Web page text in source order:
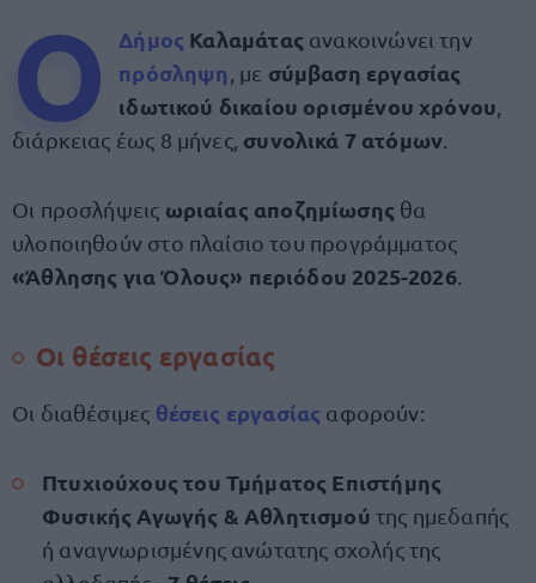
Ο Δήμος Καλαμάτας ανακοινώνει την
πρόσληψη , με σύμβαση εργασίας
ιδωτικού δικαίου ορισμένου χρόνου
διάρκειας έως 8 μήνες, συνολικά 7 ατόμων
Οι προσλήψεις ωριαίας αποζημίωσης θα
υλοποιηθούν στο πλαίσιο του προγράμματος
«Άθλησης για Όλους» περιόδου 2025-2026.
Οι θέσεις εργασίας
Οι διαθέσιμες θέσεις εργασίας αφορούν:
Πτυχιούχους του Τμήματος Επιστήμης
Φυσικής Αγωγής & Αθλητισμού της ημεδαπής
ή αναγνωρισμένης ανώτατης σχολής της